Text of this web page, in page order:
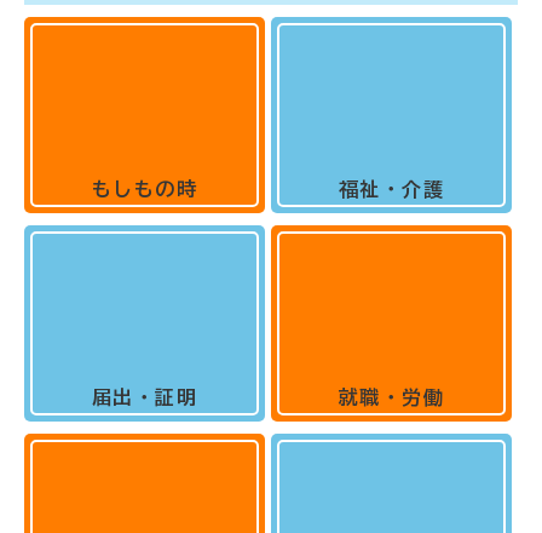
もしもの時
届出・証明
福祉・介護
就職・労働